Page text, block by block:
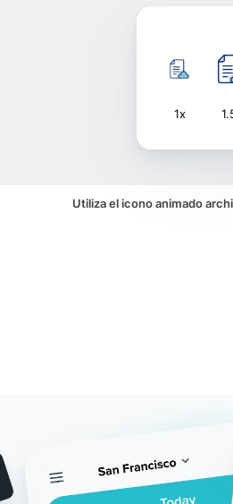
1x
Utiliza el icono animado